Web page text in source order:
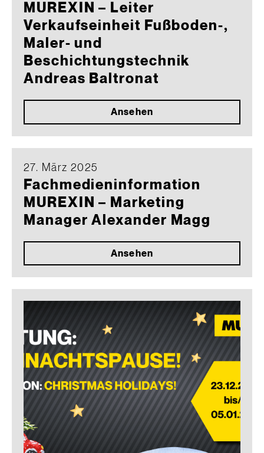
MUREXIN – Leiter
Verkaufseinheit Fußboden-,
Maler- und
Beschichtungstechnik
Andreas Baltronat
Ansehen
27. März 2025
Fachmedieninformation
MUREXIN – Marketing
Manager Alexander Magg
Ansehen